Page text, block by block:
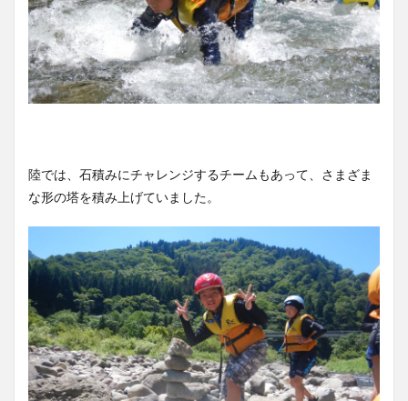
陸では、石積みにチャレンジするチームもあって、さまざま
な形の塔を積み上げていました。